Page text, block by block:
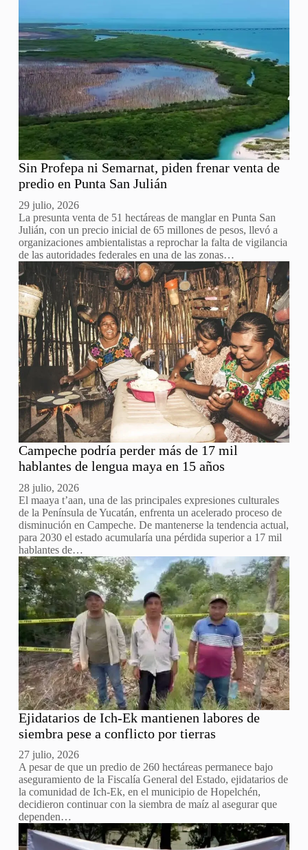
Sin Profepa ni Semarnat, piden frenar venta de
predio en Punta San Julián
29 julio, 2026
La presunta venta de 51 hectáreas de manglar en Punta San
Julián, con un precio inicial de 65 millones de pesos, llevó a
organizaciones ambientalistas a reprochar la falta de vigilancia
de las autoridades federales en una de las zonas…
Campeche podría perder más de 17 mil
hablantes de lengua maya en 15 años
28 julio, 2026
El maaya t’aan, una de las principales expresiones culturales
de la Península de Yucatán, enfrenta un acelerado proceso de
disminución en Campeche. De mantenerse la tendencia actual,
para 2030 el estado acumularía una pérdida superior a 17 mil
hablantes de…
Ejidatarios de Ich-Ek mantienen labores de
siembra pese a conflicto por tierras
27 julio, 2026
A pesar de que un predio de 260 hectáreas permanece bajo
aseguramiento de la Fiscalía General del Estado, ejidatarios de
la comunidad de Ich-Ek, en el municipio de Hopelchén,
decidieron continuar con la siembra de maíz al asegurar que
dependen…